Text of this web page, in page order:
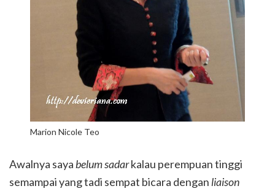
Marion Nicole Teo
Awalnya saya belum sadarkalau perempuan tinggi
semampai yang tadi sempat bicara dengan liaison